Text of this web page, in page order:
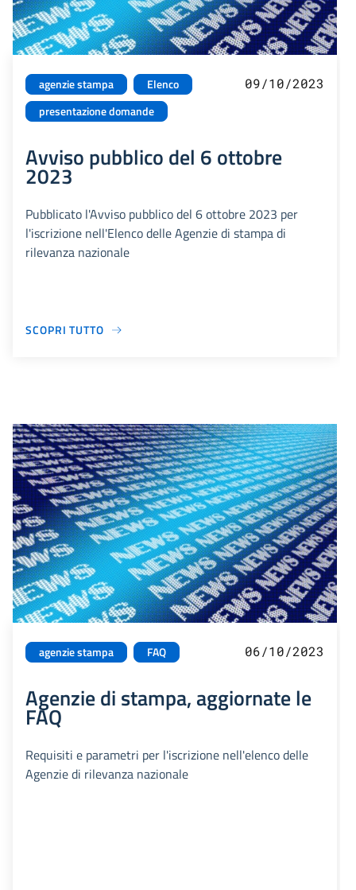
agenzie stampa
Elenco
presentazione domande
09/10/2023
Avviso pubblico del 6 ottobre
2023
Pubblicato l'Avviso pubblico del 6 ottobre 2023 per
l'iscrizione nell'Elenco delle Agenzie di stampa di
rilevanza nazionale
SCOPRI TUTTO
agenzie stampa FAQ 06/10/2023
Agenzie di stampa, aggiornate le
FAQ
Requisiti e parametri per l'iscrizione nell'elenco delle
Agenzie di rilevanza nazionale